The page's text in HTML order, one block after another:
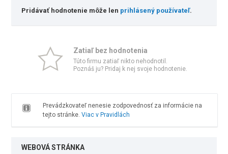
Pridávať hodnotenie môže len prihlásený používateľ.
Zatiaľ bez hodnotenia
Túto firmu zatiaľ nikto nehodnotil.
Poznáš ju? Pridaj k nej svoje hodnotenie.
Prevádzkovateľ nenesie zodpovednosť za informácie na
tejto stránke. Viac v Pravidlách
WEBOVÁ STRÁNKA